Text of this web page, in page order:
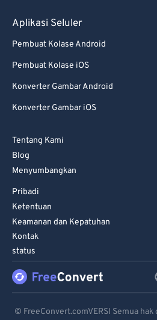
Aplikasi Seluler
Pembuat Kolase Android
Pembuat Kolase iOS
Konverter Gambar Android
Konverter Gambar iOS
Tentang Kami
Blog
Menyumbangkan
Pribadi
Ketentuan
Keamanan dan Kepatuhan
Kontak
status
© FreeConvert.comVERSI Semua